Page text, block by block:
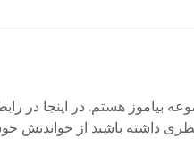
هستم. در اینجا در
داشته باشید از خواندنش